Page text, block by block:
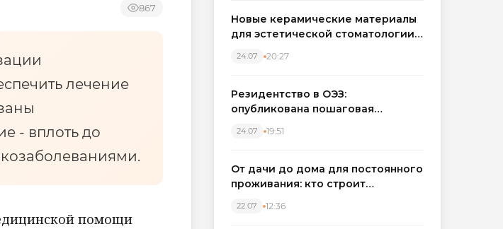
867
лечение
- вплоть до
помощи
Новые керамические материалы
для эстетической стоматологии
24.07 20:27
Резидентство в ОЭЗ:
опубликована пошаговая
налоговых льгот для инвесторов
24.07 19:51
От дачи до дома для постоянного
проживания: кто строит
Западном регионе
22.07 12:36